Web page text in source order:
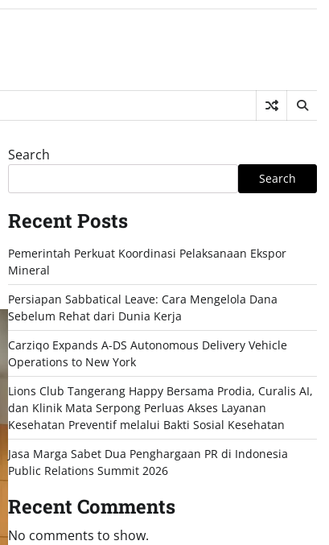
Search
Search
Recent Posts
Pemerintah Perkuat Koordinasi Pelaksanaan Ekspor
Mineral
Persiapan Sabbatical Leave: Cara Mengelola Dana
Sebelum Rehat dari Dunia Kerja
Carziqo Expands A-DS Autonomous Delivery Vehicle
Operations to New York
Lions Club Tangerang Happy Bersama Prodia, Curalis AI,
dan Klinik Mata Serpong Perluas Akses Layanan
Kesehatan Preventif melalui Bakti Sosial Kesehatan
Jasa Marga Sabet Dua Penghargaan PR di Indonesia
Public Relations Summit 2026
Recent Comments
No comments to show.